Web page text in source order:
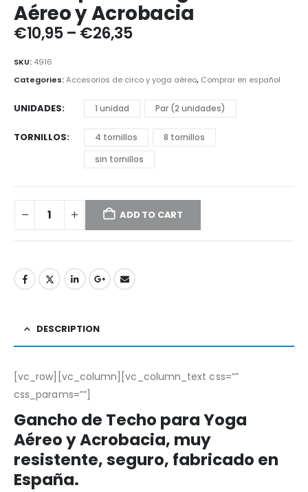
Aéreo y Acrobacia
€10,95 – €26,35Price
through
SKU: 4916
Categories:Accesorios de circo y yoga aéreo, Comprar en español
UNIDADES 1 unidad Par (2 unidades)
TORNILLOS 4 tornillos
8 tornillos
sin tornillos
ADD TO CART
DESCRIPTION
[vc_row][vc_column][vc_column_text css=””
css_params=””]
Gancho de Techo para Yoga
Aéreo y Acrobacia, muy
resistente, seguro, fabricado en
España.